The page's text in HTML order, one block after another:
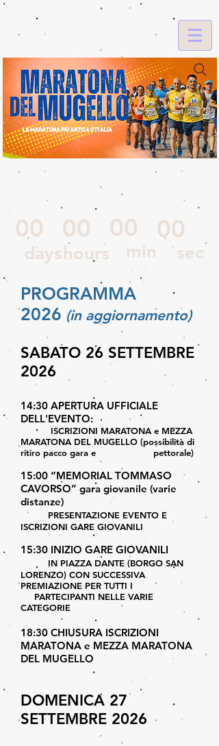
00
days
00
hours
00
min
00
sec
PROGRAMMA
2026 (in aggiornamento)
SABATO 26 SETTEMBRE
2026
14:30 APERTURA UFFICIALE
DELL'EVENTO:
ISCRIZIONI MARATONA e MEZZA
MARATONA DEL MUGELLO (possibilità di
ritiro pacco gara e pettorale)
15:00 “MEMORIAL TOMMASO
CAVORSO” gara giovanile (varie
distanze)
PRESENTAZIONE EVENTO E
ISCRIZIONI GARE GIOVANILI
15:30 INIZIO GARE GIOVANILI
IN PIAZZA DANTE (BORGO SAN
LORENZO) CON SUCCESSIVA
PREMIAZIONE PER TUTTI I
PARTECIPANTI NELLE VARIE
CATEGORIE
18:30 CHIUSURA ISCRIZIONI
MARATONA e MEZZA MARATONA
DEL MUGELLO
DOMENICA 27
SETTEMBRE 2026